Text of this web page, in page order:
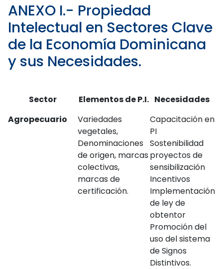
ANEXO I.- Propiedad
Intelectual en Sectores Clave
de la Economía Dominicana
y sus Necesidades.
Sector Elementos de P.I. Necesidades
Agropecuario
Variedades
vegetales,
Denominaciones
de origen, marcas
colectivas,
marcas de
certificación.
Capacitación en
PI
Sostenibilidad
proyectos de
sensibilización
Incentivos
Implementación
de ley de
obtentor
Promoción del
uso del sistema
de Signos
Distintivos.